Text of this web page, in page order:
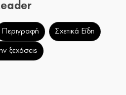
Περιγραφή Σχετικά Είδη
ξεχάσεις